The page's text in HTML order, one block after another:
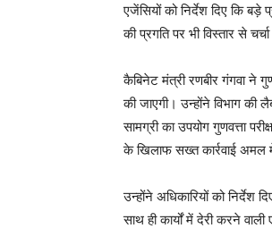
एजेंसियों को निर्देश दिए कि
की प्रगति पर भी विस्तार से
कैबिनेट मंत्री रणबीर गंगवा ने
की जाएगी। उन्होंने विभाग की
सामग्री का उपयोग गुणवत्ता
के खिलाफ सख्त कार्रवाई अमल
उन्होंने अधिकारियों को निर्देश
साथ ही कार्यों में देरी करने